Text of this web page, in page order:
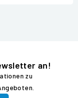
an!
zu